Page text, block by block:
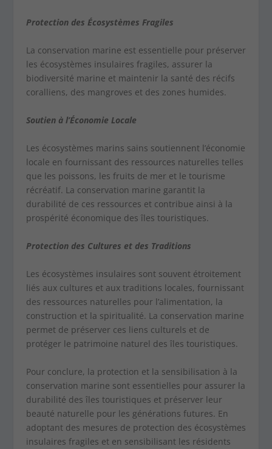
Protection des Écosystèmes Fragiles
La conservation marine est essentielle pour préserver
les écosystèmes insulaires fragiles, assurer la
biodiversité marine et maintenir la santé des récifs
coralliens, des mangroves et des zones humides.
Soutien à l’Économie Locale
Les écosystèmes marins sains soutiennent l’économie
locale en fournissant des ressources naturelles telles
que les poissons, les fruits de mer et le tourisme
récréatif. La conservation marine garantit la
durabilité de ces ressources et contribue ainsi à la
prospérité économique des îles touristiques.
Protection des Cultures et des Traditions
Les écosystèmes insulaires sont souvent étroitement
liés aux cultures et aux traditions locales, fournissant
des ressources naturelles pour l’alimentation, la
construction et la spiritualité. La conservation marine
permet de préserver ces liens culturels et de
protéger le patrimoine naturel des îles touristiques.
Pour conclure, la protection et la sensibilisation à la
conservation marine sont essentielles pour assurer la
durabilité des îles touristiques et préserver leur
beauté naturelle pour les générations futures. En
adoptant des mesures de protection des écosystèmes
insulaires fragiles et en sensibilisant les résidents